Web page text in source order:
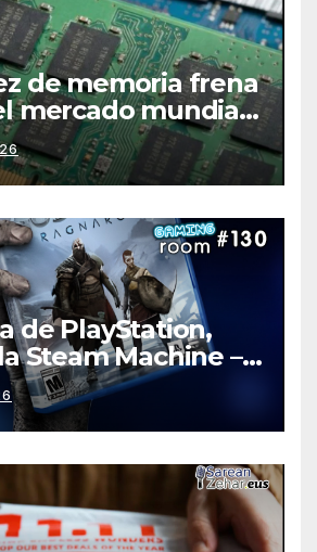
de memoria frena
mercado mundial
de PlayStation,
Steam Machine –
#130